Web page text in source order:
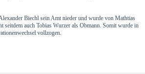
Biechl sein Amt nieder und wurde von Mathtias
seitdem auch Tobias Wurzer als Obmann. Somit wurde in
vollzogen.